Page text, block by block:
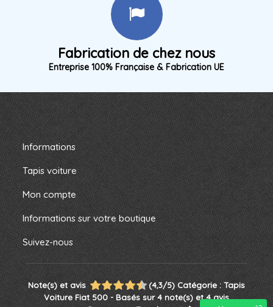
Fabrication de chez nous
Entreprise 100% Française & Fabrication UE
Informations
Tapis voiture
Mon compte
Informations sur votre boutique
Suivez-nous
Note(s) et avis (4,3/5) Catégorie : Tapis
Voiture Fiat 500- Basés sur4 note(s) et4avis